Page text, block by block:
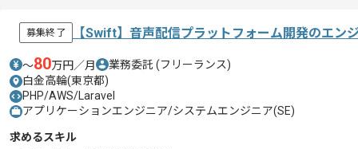
募集終了 【Swift】音声配信プラットフォーム開発のエン
〜80万円／月 業務委託 (フリーランス)
白金高輪(東京都)
PHP/AWS/Laravel
アプリケーションエンジニア/システムエンジニア(SE)
求めるスキル